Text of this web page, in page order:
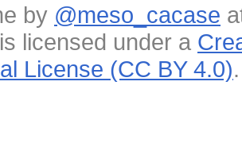
by @meso_cacase
licensed under a
License (CC BY 4.0).